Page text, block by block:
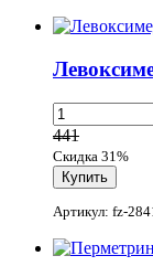
441
Скидка 31%
Артикул: fz-